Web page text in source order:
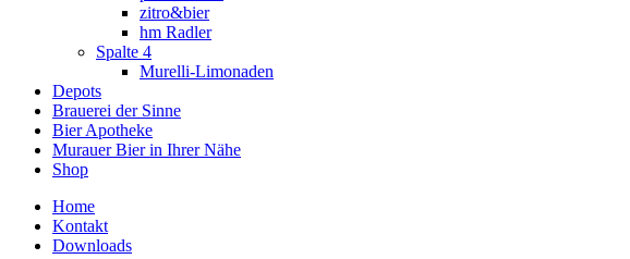
zitro&bier
hm Radler
Spalte 4
Murelli-Limonaden
Depots
Brauerei der Sinne
Bier Apotheke
Murauer Bier in Ihrer Nähe
Shop
Home
Kontakt
Downloads